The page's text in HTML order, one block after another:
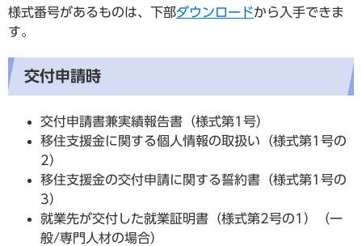
様式番号があるものは、下部ダウンロードから入手できま
す。
交付申請時
交付申請書兼実績報告書（様式第1号）
移住支援金に関する個人情報の取扱い（様式第1号の
2）
移住支援金の交付申請に関する誓約書（様式第1号の
3）
就業先が交付した就業証明書（様式第2号の1）（一
般/専門人材の場合）